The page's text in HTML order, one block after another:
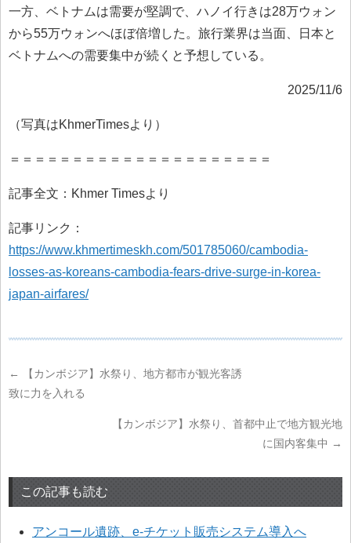
一方、ベトナムは需要が堅調で、ハノイ行きは28万ウォン
から55万ウォンへほぼ倍増した。旅行業界は当面、日本と
ベトナムへの需要集中が続くと予想している。
2025/11/6
（写真はKhmerTimesより）
＝＝＝＝＝＝＝＝＝＝＝＝＝＝＝＝＝＝＝＝＝
記事全文：Khmer Timesより
記事リンク：
https://www.khmertimeskh.com/501785060/cambodia-
losses-as-koreans-cambodia-fears-drive-surge-in-korea-
japan-airfares/
←
【カンボジア】水祭り、地方都市が観光客誘
致に力を入れる
【カンボジア】水祭り、首都中止で地方観光地
に国内客集中 →
この記事も読む
アンコール遺跡、e-チケット販売システム導入へ